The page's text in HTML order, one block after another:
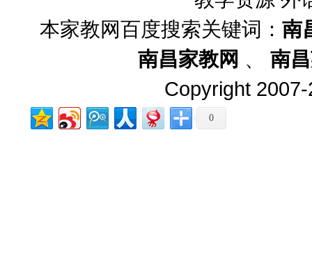
本家教网百度搜索关键词：南
南昌家教网 、南
Copyright
0